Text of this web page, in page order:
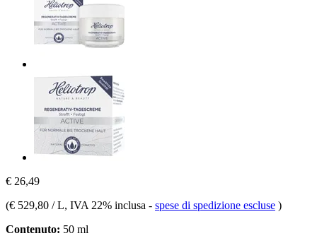
€ 26,49
(€ 529,80 / L, IVA 22% inclusa - spese di spedizione escluse )
Contenuto: 50 ml